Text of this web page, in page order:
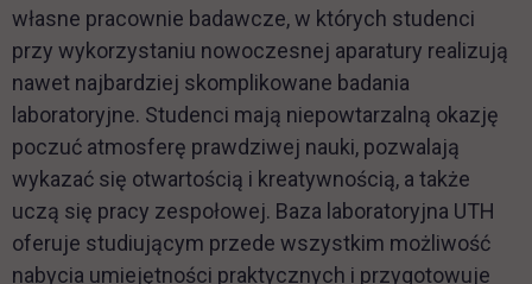
własne pracownie badawcze, w których studenci
przy wykorzystaniu nowoczesnej aparatury realizują
nawet najbardziej skomplikowane badania
laboratoryjne. Studenci mają niepowtarzalną okazję
poczuć atmosferę prawdziwej nauki, pozwalają
wykazać się otwartością i kreatywnością, a także
uczą się pracy zespołowej. Baza laboratoryjna UTH
oferuje studiującym przede wszystkim możliwość
nabycia umiejętności praktycznych i przygotowuje